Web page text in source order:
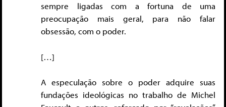
sempre ligadas com a fortuna de uma
preocupação mais geral, para não falar
obsessão, com o poder.
[…]
A especulação sobre o poder adquire suas
fundações ideológicas no trabalho de Michel